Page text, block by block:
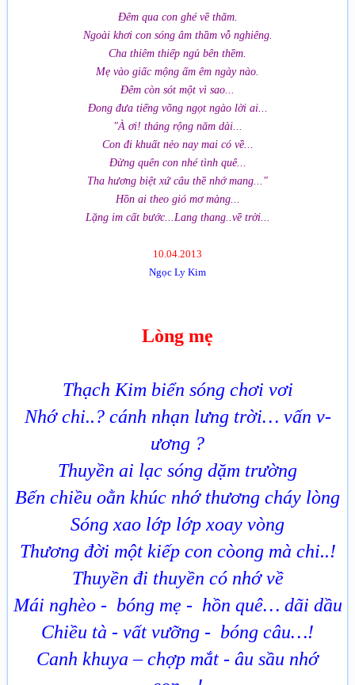
Đêm qua con ghé về thăm.
Ngoài khơi con sóng âm thầm vỗ nghiêng.
Cha thiêm thiếp ngủ bên thềm.
Mẹ vào giấc mộng ấm êm ngày nào.
Đêm còn sót một vì sao...
Đong đưa tiếng võng ngọt ngào lời ai...
"À ơi! tháng rộng năm dài...
Con đi khuất nẻo nay mai có về...
Đừng quên con nhé tình quê...
Tha hương biệt xứ câu thề nhớ mang..."
Hồn ai theo gió mơ màng...
Lặng im cất bước...Lang thang..về trời...
10.04.2013
Ngọc Ly Kim
Lòng mẹ
Thạch Kim biển sóng chơi vơi
Nhớ chi..? cánh nhạn lư­ng trời… vấn v­
ương ?
Thuyền ai lạc sóng dặm tr­ường
Bến chiều oằn khúc nhớ th­ương cháy lòng
Sóng xao lớp lớp xoay vòng
Th­ương đời một kiếp con còong mà chi..!
Thuyền đi thuyền có nhớ về
Mái nghèo - bóng mẹ - hồn quê… dãi dầu
Chiều tà - vất v­ưỡng - bóng câu…!
Canh khuya – chợp mắt - âu sầu nhớ